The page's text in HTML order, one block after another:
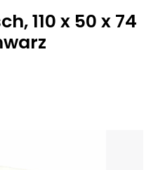
110 x 50 x 74